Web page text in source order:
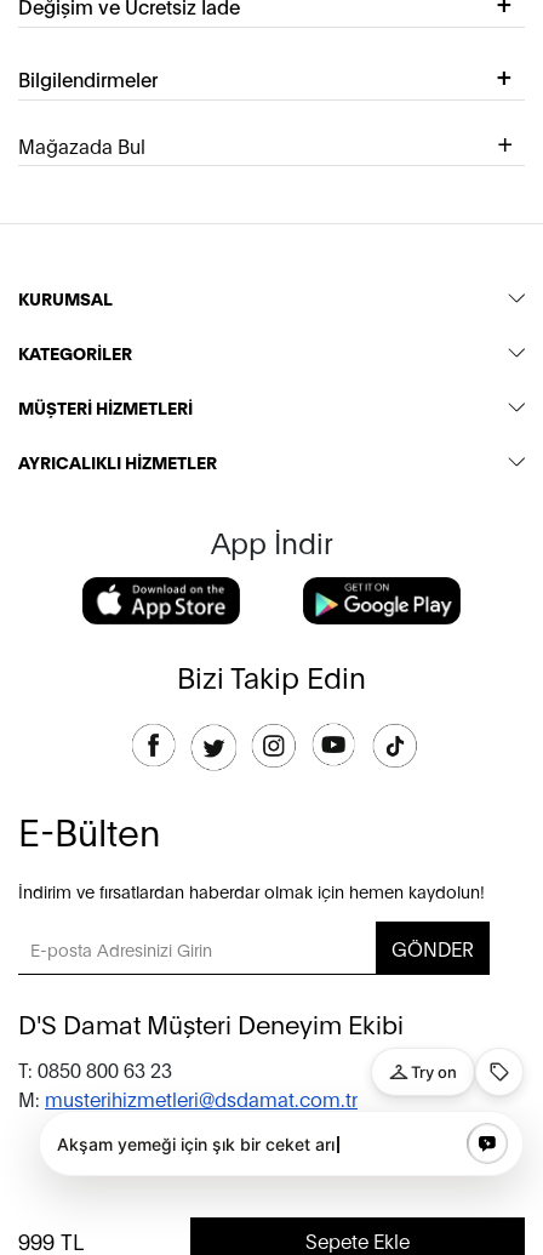
999 TL Sepete Ekle
Değişim ve Ücretsiz İade
Bilgilendirmeler
Mağazada Bul
KURUMSAL
KATEGORİLER
MÜŞTERİ HİZMETLERİ
AYRICALIKLI HİZMETLER
App İndir
Bizi Takip Edin
E-Bülten
İndirim ve fırsatlardan haberdar olmak için hemen kaydolun!
GÖNDER
D'S Damat Müşteri Deneyim Ekibi
T: 0850 800 63 23
M: musterihizmetleri@dsdamat.com.tr
© 2020 D’S Damat, bütün hakları saklıdır.